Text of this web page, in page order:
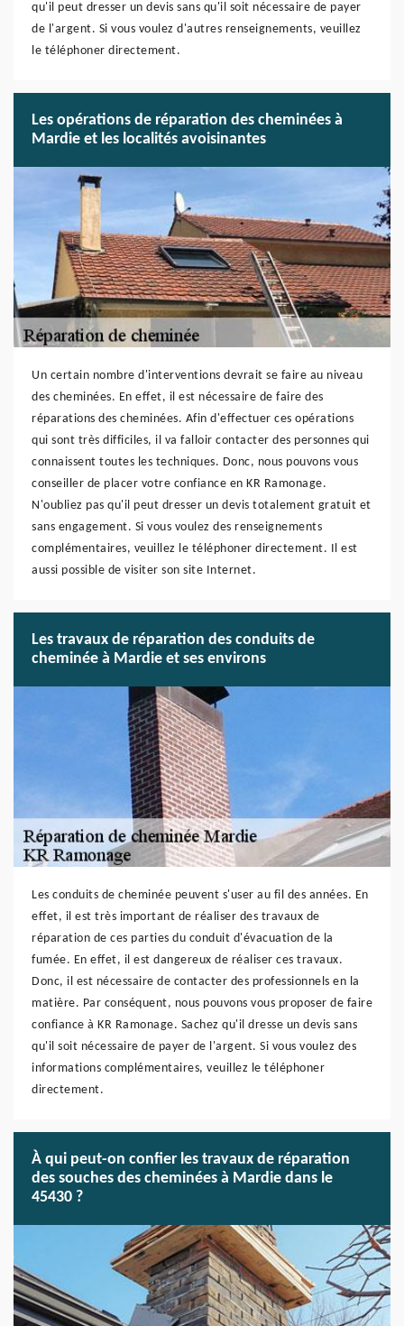
qu'il peut dresser un devis sans qu'il soit nécessaire de payer
de l'argent. Si vous voulez d'autres renseignements, veuillez
le téléphoner directement.
Les opérations de réparation des cheminées à
Mardie et les localités avoisinantes
Un certain nombre d'interventions devrait se faire au niveau
des cheminées. En effet, il est nécessaire de faire des
réparations des cheminées. Afin d'effectuer ces opérations
qui sont très difficiles, il va falloir contacter des personnes qui
connaissent toutes les techniques. Donc, nous pouvons vous
conseiller de placer votre confiance en KR Ramonage.
N'oubliez pas qu'il peut dresser un devis totalement gratuit et
sans engagement. Si vous voulez des renseignements
complémentaires, veuillez le téléphoner directement. Il est
aussi possible de visiter son site Internet.
Les travaux de réparation des conduits de
cheminée à Mardie et ses environs
Les conduits de cheminée peuvent s'user au fil des années. En
effet, il est très important de réaliser des travaux de
réparation de ces parties du conduit d'évacuation de la
fumée. En effet, il est dangereux de réaliser ces travaux.
Donc, il est nécessaire de contacter des professionnels en la
matière. Par conséquent, nous pouvons vous proposer de faire
confiance à KR Ramonage. Sachez qu'il dresse un devis sans
qu'il soit nécessaire de payer de l'argent. Si vous voulez des
informations complémentaires, veuillez le téléphoner
directement.
À qui peut-on confier les travaux de réparation
des souches des cheminées à Mardie dans le
45430 ?